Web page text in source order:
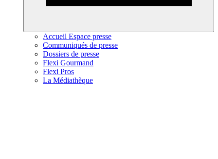
Accueil Espace presse
Communiqués de presse
Dossiers de presse
Flexi Gourmand
Flexi Pros
La Médiathèque